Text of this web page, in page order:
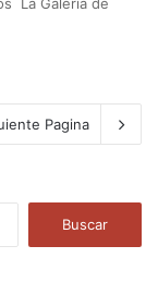
La Galería de
Pagina